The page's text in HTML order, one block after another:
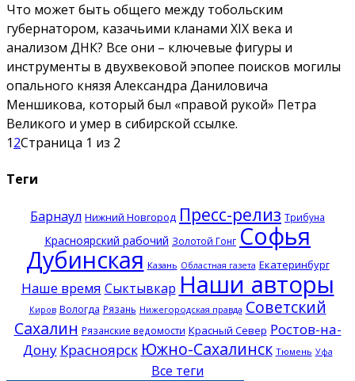
Что может быть общего между тобольским
губернатором, казачьими кланами XIX века и
анализом ДНК? Все они – ключевые фигуры и
инструменты в двухвековой эпопее поисков могилы
опального князя Александра Даниловича
Меншикова, который был «правой рукой» Петра
Великого и умер в сибирской ссылке.
12Страница 1 из 2
Теги
Барнаул Нижний Новгород Пресс-релиз Трибуна
Красноярский рабочий Золотой Гонг Софья
Дубинская Казань Областная газета Екатеринбург
Наше время Сыктывкар Наши авторы
Киров Вологда Рязань Нижегородская правда Советский
Сахалин Рязанские ведомости Красный Север Ростов-на-
Дону Красноярск Южно-Сахалинск Тюмень Уфа
Все теги